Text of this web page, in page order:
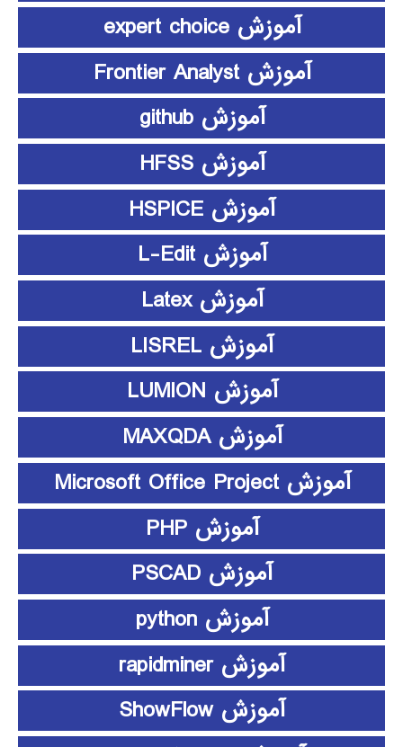
آموزش expert choice
آموزش Frontier Analyst
آموزش github
آموزش HFSS
آموزش HSPICE
آموزش L-Edit
آموزش Latex
آموزش LISREL
آموزش LUMION
آموزش MAXQDA
آموزش Microsoft Office Project
آموزش PHP
آموزش PSCAD
آموزش python
آموزش rapidminer
آموزش ShowFlow